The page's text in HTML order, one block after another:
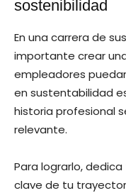
sostenibilidad
En una carrera de
importante crear
empleadores
en sustentabilidad
historia profesional
relevante.
Para lograrlo,
clave de tu